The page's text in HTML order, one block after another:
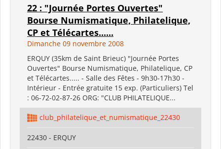
22 : "Journée Portes Ouvertes"
Bourse Numismatique, Philatelique,
CP et Télécartes......
Dimanche 09 novembre 2008
ERQUY (35km de Saint Brieuc) "Journée Portes
Ouvertes" Bourse Numismatique, Philatelique, CP
et Télécartes..... - Salle des Fêtes - 9h30-17h30 -
Intérieur - Entrée gratuite 15 exp. (Particuliers) Tel
: 06-72-02-87-26 ORG: "CLUB PHILATELIQUE...
club_philatelique_et_numismatique_22430
22430 - ERQUY